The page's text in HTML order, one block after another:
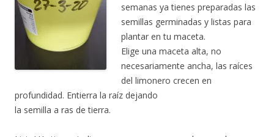
semanas ya tienes preparadas las
semillas germinadas y listas para
plantar en tu maceta.
Elige una maceta alta, no
necesariamente ancha, las raíces
del limonero crecen en
profundidad. Entierra la raíz dejando
la semilla a ras de tierra.